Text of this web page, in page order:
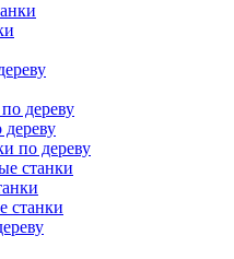
дереву
по дереву
станки
станки